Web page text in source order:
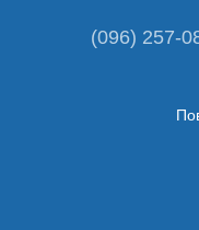
(096) 257-